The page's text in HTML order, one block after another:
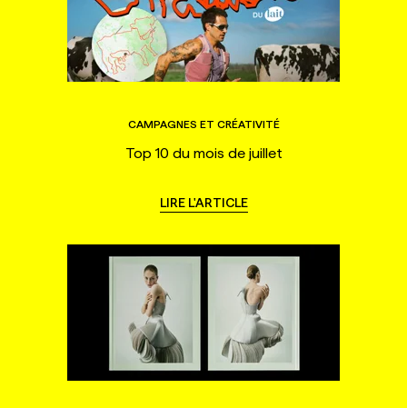
CAMPAGNES ET CRÉATIVITÉ
Top 10 du mois de juillet
LIRE L'ARTICLE